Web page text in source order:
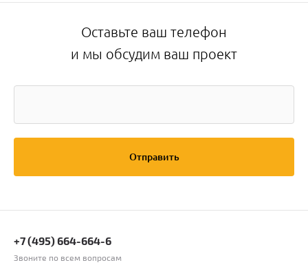
Оставьте ваш телефон
и мы обсудим ваш проект
Отправить
+7 (495) 664-664-6
Звоните по всем вопросам